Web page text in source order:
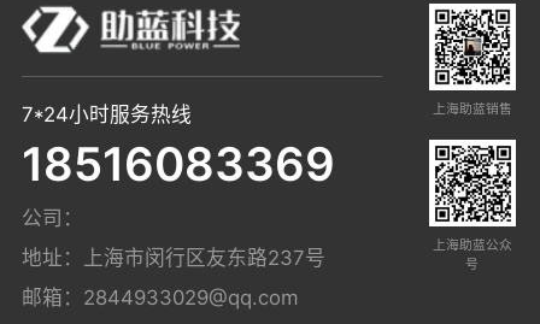
7*24小时服务热线
18516083369
公司：
地址：上海市闵行区友东路237号
邮箱： 2844933029@qq.com
上海助蓝销售
上海助蓝公众
号